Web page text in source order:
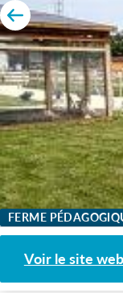
FERME
Voir le site web
Ferme